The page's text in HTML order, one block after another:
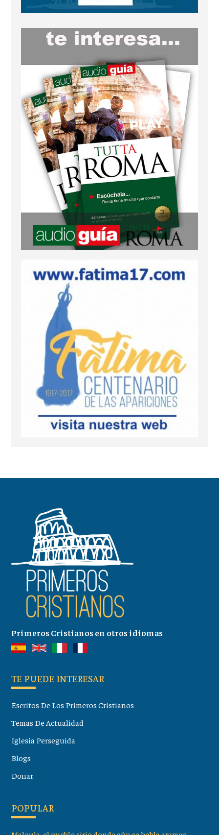
Primeros Cristianos en otros idiomas
TE PUEDE INTERESAR
Escritos De Los Primeros Cristianos
Temas De Actualidad
Iglesia Perseguida
Blogs
Donar
POPULAR